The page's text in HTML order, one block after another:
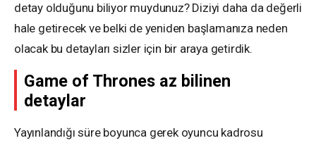
detay olduğunu biliyor muydunuz? Diziyi daha da değerli
hale getirecek ve belki de yeniden başlamanıza neden
olacak bu detayları sizler için bir araya getirdik.
Game of Thrones az bilinen
detaylar
Yayınlandığı süre boyunca gerek oyuncu kadrosu